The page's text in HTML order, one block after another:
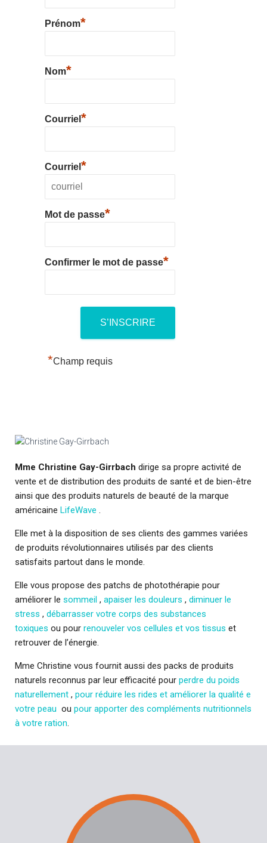
Prénom*
Nom*
Courriel *
Courriel *
Mot de passe*
Confirmer le mot de passe*
*Champ requis
Mme Christine Gay-Girrbach dirige sa propre activité de
vente et de distribution des produits de santé et de bien-être
ainsi que des produits naturels de beauté de la marque
américaine LifeWave .
Elle met à la disposition de ses clients des gammes variées
de produits révolutionnaires utilisés par des clients
satisfaits partout dans le monde.
Elle vous propose des patchs de photothérapie pour
améliorer le sommeil , apaiser les douleurs , diminuer le
stress , débarrasser votre corps des substances
toxiques ou pour renouveler vos cellules et vos tissus et
retrouver de l’énergie.
Mme Christine vous fournit aussi des packs de produits
naturels reconnus par leur efficacité pour perdre du poids
naturellement , pour réduire les rides et améliorer la qualité e
votre peau ou pour apporter des compléments nutritionnels
à votre ration.